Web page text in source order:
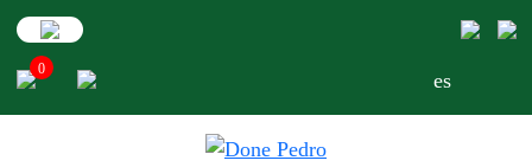
Skip
content
0 es